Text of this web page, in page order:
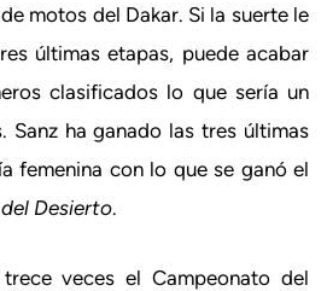
motos del Dakar. Si la suerte le
últimas etapas, puede acabar
clasificados lo que sería un
Sanz ha ganado las tres últimas
femenina con lo que se ganó el
Desierto.
veces el Campeonato del